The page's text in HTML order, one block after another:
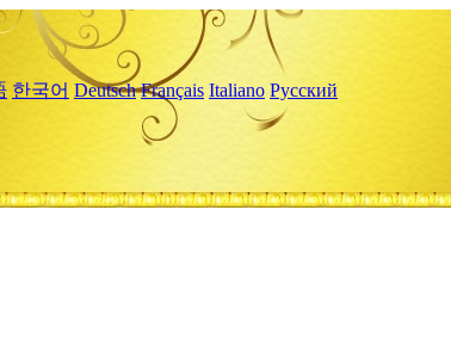
한국어 Deutsch Français Italiano Русский